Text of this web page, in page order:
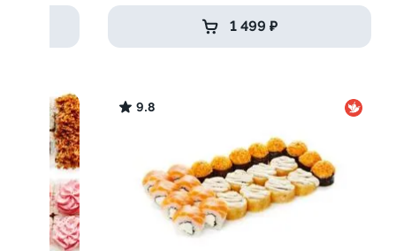
1 499 ₽
9.8